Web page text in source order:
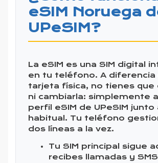
eSIM Noruega
UPeSIM?
La eSIM es una SIM digital
en tu teléfono. A diferencia
tarjeta física, no tienes que
ni cambiarla: simplemente
perfil eSIM de UPeSIM junto
habitual. Tu teléfono
dos líneas a la vez.
Tu SIM principal sigue
recibes llamadas y